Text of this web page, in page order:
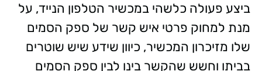
ביצע פעולה כלשהי במכשיר הטלפון הנייד, על
מנת למחוק פרטי איש קשר של ספק הסמים
שלו מזיכרון המכשיר, כיוון שידע שיש שוטרים
בביתו וחשש שהקשר בינו לבין ספק הסמים